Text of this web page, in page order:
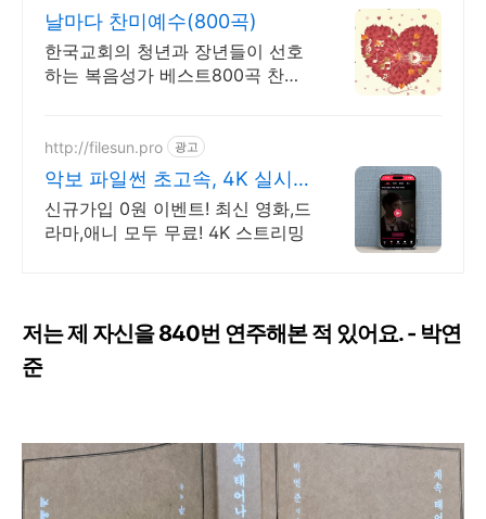
날마다 찬미예수(800곡)
한국교회의 청년과 장년들이 선호
하는 복음성가 베스트800곡 찬양
http://filesun.pro 광고
악보 파일썬 초고속, 4K 실시
간 보기!
신규가입 0원 이벤트! 최신 영화,드
라마,애니 모두 무료! 4K 스트리밍
저는 제 자신을 840번 연주해본 적 있어요. - 박연
준